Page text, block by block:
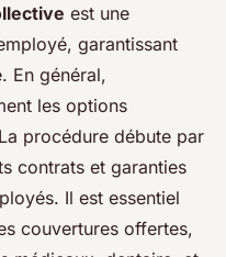
est une
garantissant
En général,
les options
procédure débute par
contrats et garanties
Il est essentiel
couvertures offertes,